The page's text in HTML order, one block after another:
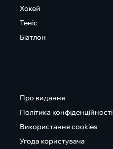
Хокей
Теніс
Біатлон
Про видання
Політика конфіденційності
Використання cookies
Угода користувача